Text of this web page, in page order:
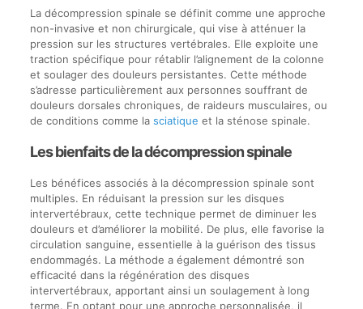
La décompression spinale se définit comme une approche
non-invasive et non chirurgicale, qui vise à atténuer la
pression sur les structures vertébrales. Elle exploite une
traction spécifique pour rétablir l’alignement de la colonne
et soulager des douleurs persistantes. Cette méthode
s’adresse particulièrement aux personnes souffrant de
douleurs dorsales chroniques, de raideurs musculaires, ou
de conditions comme la sciatique et la sténose spinale.
Les bienfaits de la décompression spinale
Les bénéfices associés à la décompression spinale sont
multiples. En réduisant la pression sur les disques
intervertébraux, cette technique permet de diminuer les
douleurs et d’améliorer la mobilité. De plus, elle favorise la
circulation sanguine, essentielle à la guérison des tissus
endommagés. La méthode a également démontré son
efficacité dans la régénération des disques
intervertébraux, apportant ainsi un soulagement à long
terme. En optant pour une approche personnalisée, il